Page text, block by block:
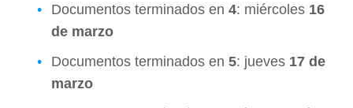
Documentos terminados en 4: miércoles 16
de marzo
Documentos terminados en 5: jueves 17 de
marzo